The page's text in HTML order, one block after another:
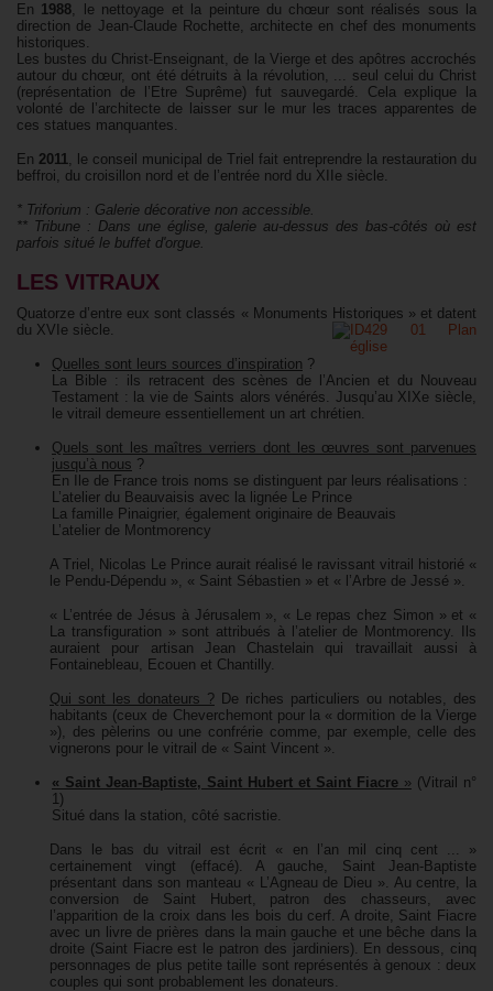
En 1988, le nettoyage et la peinture du chœur sont réalisés sous la
direction de Jean-Claude Rochette, architecte en chef des monuments
historiques.
Les bustes du Christ-Enseignant, de la Vierge et des apôtres accrochés
autour du chœur, ont été détruits à la révolution, ... seul celui du Christ
(représentation de l’Etre Suprême) fut sauvegardé. Cela explique la
volonté de l’architecte de laisser sur le mur les traces apparentes de
ces statues manquantes.
En 2011, le conseil municipal de Triel fait entreprendre la restauration du
beffroi, du croisillon nord et de l’entrée nord du XIIe siècle.
* Triforium : Galerie décorative non accessible.
** Tribune : Dans une église, galerie au-dessus des bas-côtés où est
parfois situé le buffet d'orgue.
LES VITRAUX
Quatorze d’entre eux sont classés « Monuments Historiques » et datent
du XVIe siècle.
Quelles sont leurs sources d’inspiration ?
La Bible : ils retracent des scènes de l’Ancien et du Nouveau
Testament : la vie de Saints alors vénérés. Jusqu’au XIXe siècle,
le vitrail demeure essentiellement un art chrétien.
Quels sont les maîtres verriers dont les œuvres sont parvenues
jusqu’à nous ?
En Ile de France trois noms se distinguent par leurs réalisations :
L’atelier du Beauvaisis avec la lignée Le Prince
La famille Pinaigrier, également originaire de Beauvais
L’atelier de Montmorency
A Triel, Nicolas Le Prince aurait réalisé le ravissant vitrail historié «
le Pendu-Dépendu », « Saint Sébastien » et « l’Arbre de Jessé ».
« L’entrée de Jésus à Jérusalem », « Le repas chez Simon » et «
La transfiguration » sont attribués à l’atelier de Montmorency. Ils
auraient pour artisan Jean Chastelain qui travaillait aussi à
Fontainebleau, Ecouen et Chantilly.
Qui sont les donateurs ? De riches particuliers ou notables, des
habitants (ceux de Cheverchemont pour la « dormition de la Vierge
»), des pèlerins ou une confrérie comme, par exemple, celle des
vignerons pour le vitrail de « Saint Vincent ».
« Saint Jean-Baptiste, Saint Hubert et Saint Fiacre » (Vitrail n°
1)
Situé dans la station, côté sacristie.
Dans le bas du vitrail est écrit « en l’an mil cinq cent ... »
certainement vingt (effacé). A gauche, Saint Jean-Baptiste
présentant dans son manteau « L’Agneau de Dieu ». Au centre, la
conversion de Saint Hubert, patron des chasseurs, avec
l’apparition de la croix dans les bois du cerf. A droite, Saint Fiacre
avec un livre de prières dans la main gauche et une bêche dans la
droite (Saint Fiacre est le patron des jardiniers). En dessous, cinq
personnages de plus petite taille sont représentés à genoux : deux
couples qui sont probablement les donateurs.